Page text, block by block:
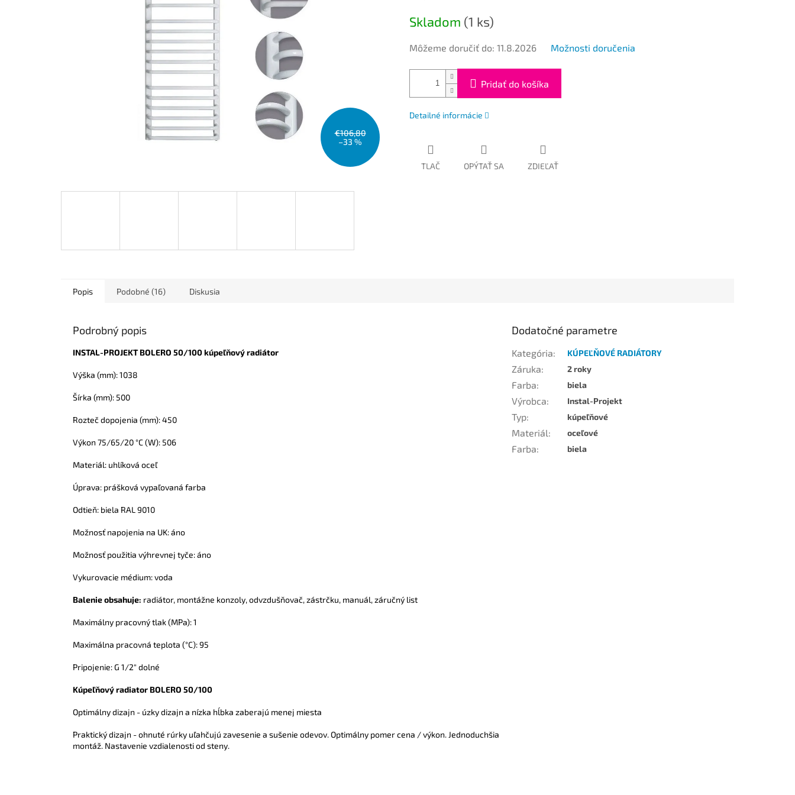
€106,80
–33 %
Skladom (1 ks)
Môžeme doručiť do: 11.8.2026 Možnosti doručenia
Pridať do košíka
Detailné informácie
TLAČ OPÝTAŤ SA ZDIEĽAŤ
Popis Podobné (16) Diskusia
Podrobný popis
INSTAL-PROJEKT BOLERO 50/100 kúpeľňový radiátor
Výška (mm): 1038
Šírka (mm): 500
Rozteč dopojenia (mm): 450
Výkon 75/65/20 °C (W): 506
Materiál: uhlíková oceľ
Úprava: prášková vypaľovaná farba
Odtieň: biela RAL 9010
Možnosť napojenia na UK: áno
Možnosť použitia výhrevnej tyče: áno
Vykurovacie médium: voda
Balenie obsahuje: radiátor, montážne konzoly, odvzdušňovač, zástrčku, manuál, záručný list
Maximálny pracovný tlak (MPa): 1
Maximálna pracovná teplota (°C): 95
Pripojenie: G 1/2" dolné
Kúpeľňový radiator BOLERO 50/100
Optimálny dizajn - úzky dizajn a nízka hĺbka zaberajú menej miesta
Praktický dizajn - ohnuté rúrky uľahčujú zavesenie a sušenie odevov. Optimálny pomer cena / výkon. Jednoduchšia
montáž. Nastavenie vzdialenosti od steny.
Dodatočné parametre
Kategória: KÚPEĽŇOVÉ RADIÁTORY
Záruka: 2 roky
Farba: biela
Výrobca: Instal-Projekt
Typ: kúpeľňové
Materiál: oceľové
Farba: biela